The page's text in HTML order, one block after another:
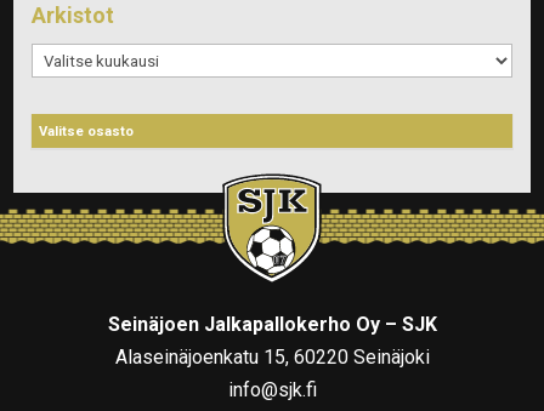
Arkistot
Arkistot
Seinäjoen Jalkapallokerho Oy – SJK
Alaseinäjoenkatu 15, 60220 Seinäjoki
info@sjk.fi